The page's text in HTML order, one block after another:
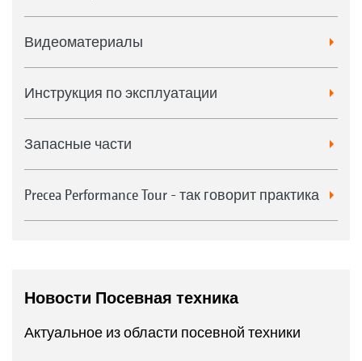
Видеоматериалы
Инструкция по эксплуатации
Запасные части
Precea Performance Tour - так говорит практика
Новости Посевная техника
Актуальное из области посевной техники